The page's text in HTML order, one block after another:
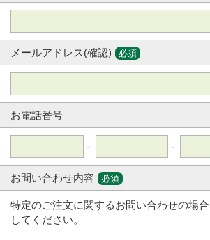
メールアドレス(確認) 必須
お電話番号
- -
お問い合わせ内容 必須
特定のご注文に関するお問い合わせの場
してください。